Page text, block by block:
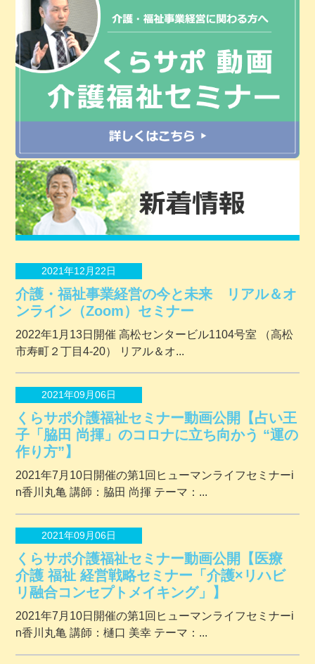
2021年12月22日
介護・福祉事業経営の今と未来 リアル＆オ
ンライン（Zoom）セミナー
2022年1月13日開催 ⾼松センタービル1104号室 （⾼松
市寿町２丁⽬4-20） リアル＆オ...
2021年09月06日
くらサポ介護福祉セミナー動画公開【占い王
子「脇田 尚揮」のコロナに立ち向かう “運の
作り方”】
2021年7月10日開催の第1回ヒューマンライフセミナーi
n香川丸亀 講師：脇田 尚揮 テーマ：...
2021年09月06日
くらサポ介護福祉セミナー動画公開【医療
介護 福祉 経営戦略セミナー「介護×リハビ
リ融合コンセプトメイキング」】
2021年7月10日開催の第1回ヒューマンライフセミナーi
n香川丸亀 講師：樋口 美幸 テーマ：...